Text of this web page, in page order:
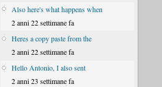
Also here's what happens when
2 anni 22 settimane fa
Heres a copy paste from the
2 anni 22 settimane fa
Hello Antonio, I also sent
2 anni 23 settimane fa